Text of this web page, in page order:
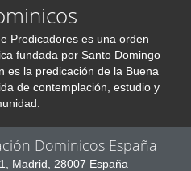
Predicadores es una orden
fundada por Santo Domingo
es la predicación de la Buena
de contemplación, estudio y
Dominicos España
Madrid, 28007 España